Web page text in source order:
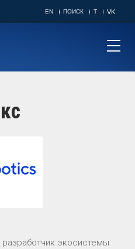
EN ПОИСК T VK
экосистемы